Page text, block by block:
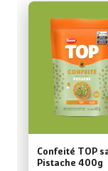
Confeité TOP
Pistache 400g